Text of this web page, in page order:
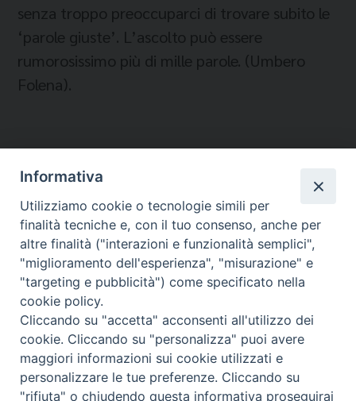
senza troppo preoccuparci di trovare subito le
‘parole giuste’. L’ascolto può essere
rumorosissimo più di mille parole. (Umbero
Folena).
Temi:
COMUNICAZIONE
Migrantes Online
Fondazione Migrantes © 2026 WebSeed
Informativa
Utilizziamo cookie o tecnologie simili per
finalità tecniche e, con il tuo consenso, anche per
altre finalità ("interazioni e funzionalità semplici",
"miglioramento dell'esperienza", "misurazione" e
"targeting e pubblicità") come specificato nella
cookie policy.
Cliccando su "accetta" acconsenti all'utilizzo dei
cookie. Cliccando su "personalizza" puoi avere
maggiori informazioni sui cookie utilizzati e
personalizzare le tue preferenze. Cliccando su
"rifiuta" o chiudendo questa informativa proseguirai